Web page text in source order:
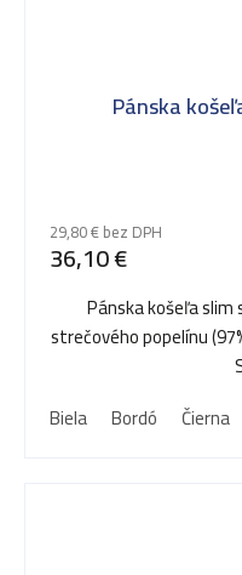
Pánska
29,80 € bez DPH
36,10 €
Pánska košeľa slim
strečového popelínu
Biela
Bordó Čierna